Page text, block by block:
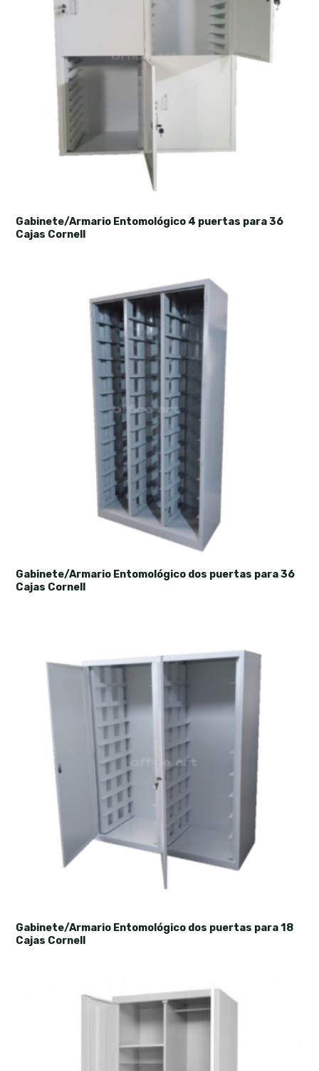
Gabinete/Armario Entomológico 4 puertas para 36
Cajas Cornell
Gabinete/Armario Entomológico dos puertas para 36
Cajas Cornell
Gabinete/Armario Entomológico dos puertas para 18
Cajas Cornell